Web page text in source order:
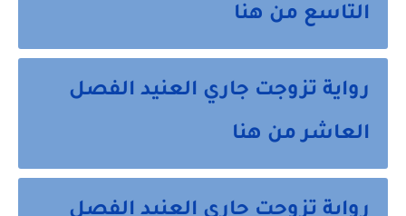
التاسع من هنا
رواية تزوجت جاري العنيد الفصل
العاشر من هنا
رواية تزوجت جاري العنيد الفصل